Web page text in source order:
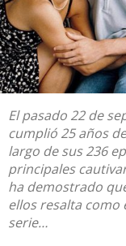
El pasado 22 de
cumplió 25 años
largo de sus 236
principales
ha demostrado
ellos resalta como
serie…